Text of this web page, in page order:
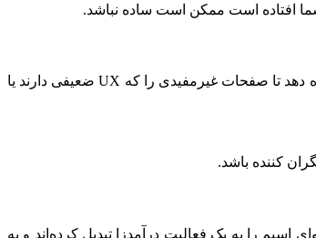
افتاده است ممکن است ساده نباشد.
گوگل به محتوایی که به کاربران اطلاعات مفید دهد و آن ها را در مسائل مختلف کمک کند اهمیت زیادی می دهد. به‌روزرسانی اصلی مارس 2024 به آن اجازه دهد تا صفحات غیرمفیدی را که UX ضعیفی دارند یا
کننده باشد.
را به یک فعالیت درآمدزا تبدیل کرده‌اند و به